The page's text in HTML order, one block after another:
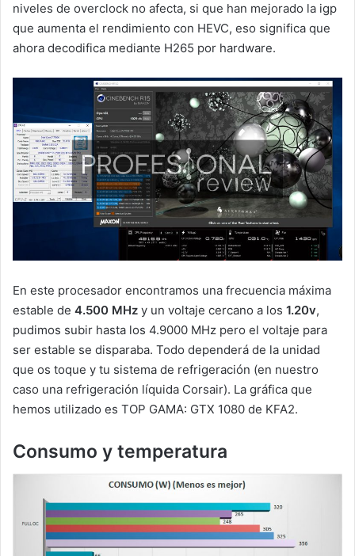
niveles de overclock no afecta, si que han mejorado la igp
que aumenta el rendimiento con HEVC, eso significa que
ahora decodifica mediante H265 por hardware.
En este procesador encontramos una frecuencia máxima
estable de 4.500 MHz y un voltaje cercano a los 1.20v,
pudimos subir hasta los 4.9000 MHz pero el voltaje para
ser estable se disparaba. Todo dependerá de la unidad
que os toque y tu sistema de refrigeración (en nuestro
caso una refrigeración líquida Corsair). La gráfica que
hemos utilizado es TOP GAMA: GTX 1080 de KFA2.
Consumo y temperatura